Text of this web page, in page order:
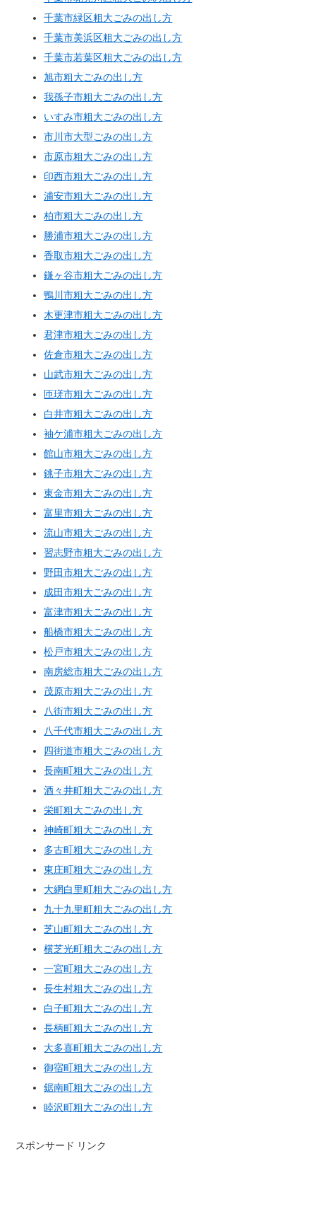
千葉市緑区粗大ごみの出し方
千葉市美浜区粗大ごみの出し方
千葉市若葉区粗大ごみの出し方
旭市粗大ごみの出し方
我孫子市粗大ごみの出し方
いすみ市粗大ごみの出し方
市川市大型ごみの出し方
市原市粗大ごみの出し方
印西市粗大ごみの出し方
浦安市粗大ごみの出し方
柏市粗大ごみの出し方
勝浦市粗大ごみの出し方
香取市粗大ごみの出し方
鎌ヶ谷市粗大ごみの出し方
鴨川市粗大ごみの出し方
木更津市粗大ごみの出し方
君津市粗大ごみの出し方
佐倉市粗大ごみの出し方
山武市粗大ごみの出し方
匝瑳市粗大ごみの出し方
白井市粗大ごみの出し方
袖ケ浦市粗大ごみの出し方
館山市粗大ごみの出し方
銚子市粗大ごみの出し方
東金市粗大ごみの出し方
富里市粗大ごみの出し方
流山市粗大ごみの出し方
習志野市粗大ごみの出し方
野田市粗大ごみの出し方
成田市粗大ごみの出し方
富津市粗大ごみの出し方
船橋市粗大ごみの出し方
松戸市粗大ごみの出し方
南房総市粗大ごみの出し方
茂原市粗大ごみの出し方
八街市粗大ごみの出し方
八千代市粗大ごみの出し方
四街道市粗大ごみの出し方
長南町粗大ごみの出し方
酒々井町粗大ごみの出し方
栄町粗大ごみの出し方
神崎町粗大ごみの出し方
多古町粗大ごみの出し方
東庄町粗大ごみの出し方
大網白里町粗大ごみの出し方
九十九里町粗大ごみの出し方
芝山町粗大ごみの出し方
横芝光町粗大ごみの出し方
一宮町粗大ごみの出し方
長生村粗大ごみの出し方
白子町粗大ごみの出し方
長柄町粗大ごみの出し方
大多喜町粗大ごみの出し方
御宿町粗大ごみの出し方
鋸南町粗大ごみの出し方
睦沢町粗大ごみの出し方
スポンサード リンク